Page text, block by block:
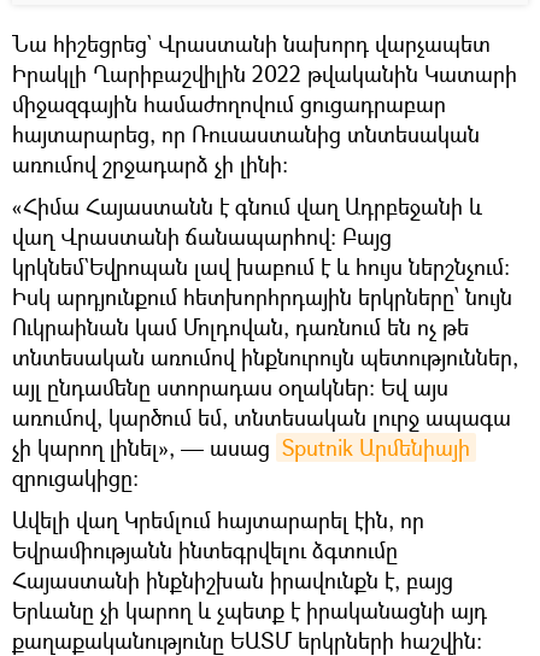
Նա հիշեցրեց` Վրաստանի նախորդ վարչապետ
Իրակլի Ղարիբաշվիլին 2022 թվականին Կատարի
միջազգային համաժողովում ցուցադրաբար
հայտարարեց, որ Ռուսաստանից տնտեսական
առումով շրջադարձ չի լինի։
«Հիմա Հայաստանն է գնում վաղ Ադրբեջանի և
վաղ Վրաստանի ճանապարհով։ Բայց
կրկնեմ`Եվրոպան լավ խաբում է և հույս ներշնչում։
Իսկ արդյունքում հետխորհրդային երկրները՝ նույն
Ուկրաինան կամ Մոլդովան, դառնում են ոչ թե
տնտեսական առումով ինքնուրույն պետություններ,
այլ ընդամենը ստորադաս օղակներ։ Եվ այս
առումով, կարծում եմ, տնտեսական լուրջ ապագա
չի կարող լինել», — ասաց Sputnik Արմենիայի
զրուցակիցը։
Ավելի վաղ Կրեմլում հայտարարել էին, որ
Եվրամիությանն ինտեգրվելու ձգտումը
Հայաստանի ինքնիշխան իրավունքն է, բայց
Երևանը չի կարող և չպետք է իրականացնի այդ
քաղաքականությունը ԵԱՏՄ երկրների հաշվին: